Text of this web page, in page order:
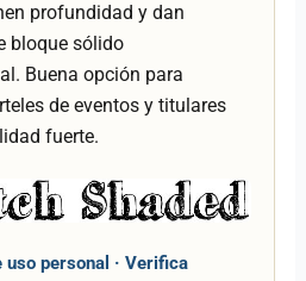
profundidad y dan
bloque sólido
Buena opción para
de eventos y titulares
fuerte.
uso personal · Verifica